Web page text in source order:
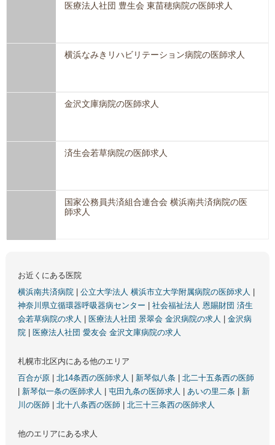
医療法人社団 豊生会 東苗穂病院の医師求人
横浜なみきリハビリテーション病院の医師求人
金沢文庫病院の医師求人
済生会若草病院の医師求人
国家公務員共済組合連合会 横浜南共済病院の医
師求人
お近くにある医院
横浜南共済病院
公立大学法人 横浜市立大学附属病院の医師求人
神奈川県立循環器呼吸器病センター
社会福祉法人 恩賜財団 済生
会若草病院の求人
医療法人社団 景翠会 金沢病院の求人
金沢病
院
医療法人社団 愛友会 金沢文庫病院の求人
札幌市北区内にある他のエリア
百合が原
北14条西の医師求人 新琴似八条
北二十五条西の医師
新琴似一条の医師求人 屯田九条の医師求人 あいの里二条
新
川の医師
北十八条西の医師 北三十三条西の医師求人
他のエリアにある求人